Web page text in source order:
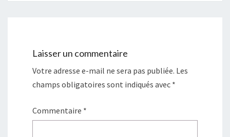
Laisser un commentaire
Votre adresse e-mail ne sera pas publiée. Les
champs obligatoires sont indiqués avec *
Commentaire *